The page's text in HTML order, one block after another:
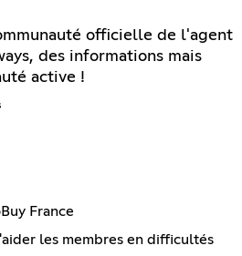
officielle de l'agent
des informations mais
active !
France
les membres en difficultés